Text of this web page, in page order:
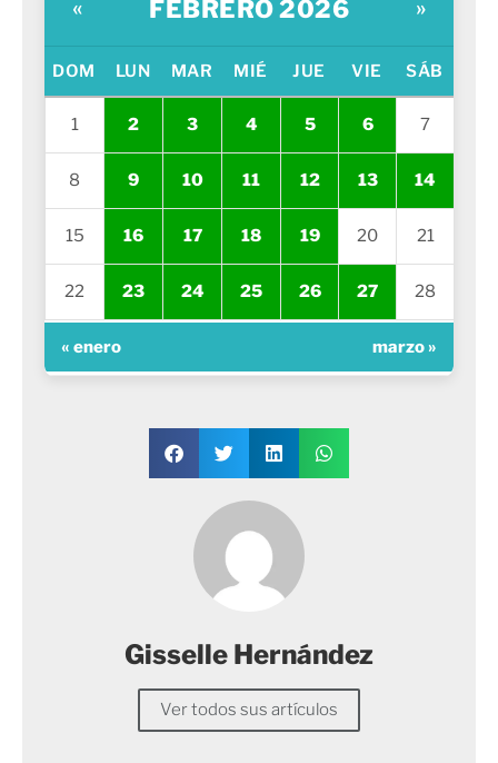
« FEBRERO 2026 »
DOM LUN MAR MIÉ JUE VIE SÁB
1 2 3 4 5 6 7
8 9 10 11 12 13 14
15 16 17 18 19 20 21
22 23 24 25 26 27 28
« enero marzo »
Gisselle Hernández
Ver todos sus artículos